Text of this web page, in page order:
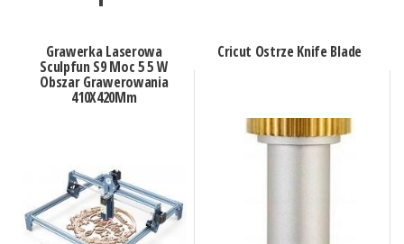
Grawerka Laserowa
Sculpfun S9 Moc 5 5 W
Obszar Grawerowania
410X420Mm
Cricut Ostrze Knife Blade